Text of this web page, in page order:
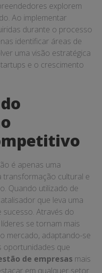
explorem
Ao implementar
durante o processo
identificar áreas de
uma visão estratégica
e o crescimento
é apenas uma
transformação cultural e
Quando utilizado de
que leva uma
Através do
se tornam mais
mercado, adaptando-se
oportunidades que
de empresas mais
em qualquer setor.